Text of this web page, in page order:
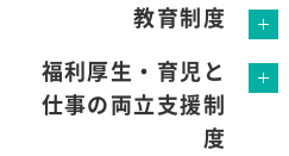
教育制度
福利厚生・育児と
仕事の両立支援制
度